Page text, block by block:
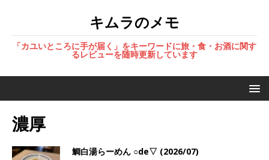
キムラのメモ
「カユいところに手が届く」をキーワードに旅・食・お酒に関す
るレビューを随時更新しています
濃厚
鯛白湯らーめん ○de▽ (2026/07)